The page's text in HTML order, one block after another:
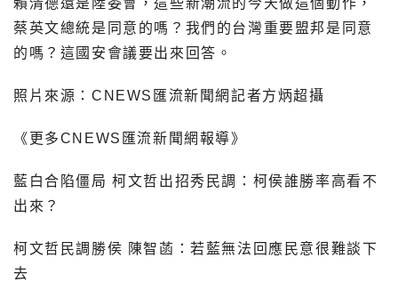
賴清德還是陸委會，這些新潮流的今天做這個動作，
蔡英文總統是同意的嗎？我們的台灣重要盟邦是同意
的嗎？這國安會議要出來回答。
照片來源：CNEWS匯流新聞網記者方炳超攝
《更多CNEWS匯流新聞網報導》
藍白合陷僵局 柯文哲出招秀民調：柯侯誰勝率高看不
出來？
柯文哲民調勝侯 陳智菡：若藍無法回應民意很難談下
去